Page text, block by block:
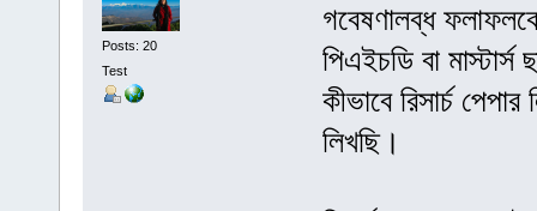
Posts: 20
Test
গবেষণালব্ধ
পিএইচডি বা
কীভাবে রিসার্চ
লিখছি।